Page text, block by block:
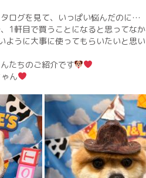
ログを見て、いっぱい悩んだのに…
1軒目で買うことになると思ってな
ように大事に使ってもらいたいと思
たちのご紹介です
ん